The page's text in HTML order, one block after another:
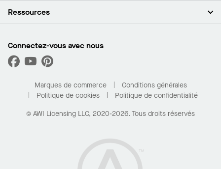
Espace presse
Quelles sont mes options d’achat?
Plafonds
Capacités sur mesure
Performance
Ressources
Trouver un distributeur
Trouver un distributeur
Pour la maison
Connectez-vous avec nous
Marques de commerce
Conditions générales
Politique de cookies
Politique de confidentialité
© AWI Licensing LLC, 2020-2026. Tous droits réservés